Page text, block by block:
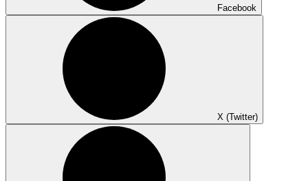
Facebook
X (Twitter)